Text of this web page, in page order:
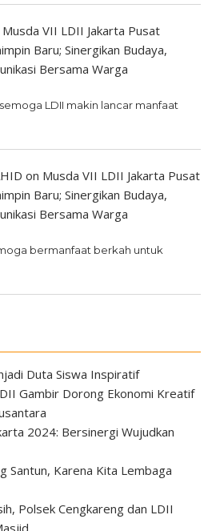
Musda VII LDII Jakarta Pusat
Baru; Sinergikan Budaya,
Bersama Warga
LDII makin lancar manfaat
on Musda VII LDII Jakarta Pusat
Baru; Sinergikan Budaya,
Bersama Warga
bermanfaat berkah untuk
Duta Siswa Inspiratif
Gambir Dorong Ekonomi Kreatif
2024: Bersinergi Wujudkan
Santun, Karena Kita Lembaga
Polsek Cengkareng dan LDII